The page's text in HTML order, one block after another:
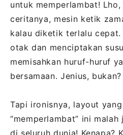
untuk memperlambat!
ceritanya, mesin ketik
kalau diketik terlalu cepat.
otak dan menciptakan
memisahkan huruf-huruf
bersamaan. Jenius, bukan?
Tapi ironisnya, layout
“memperlambat” ini
di seluruh dunia! Kenapa?